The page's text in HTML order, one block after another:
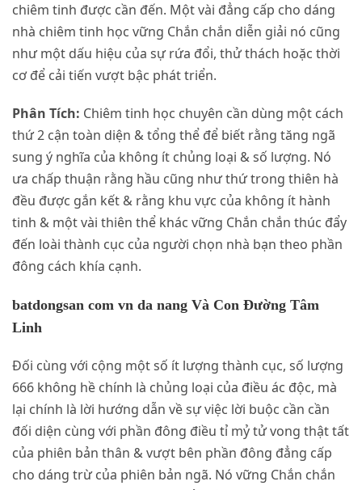
chiêm tinh được cần đến. Một vài đẳng cấp cho dáng
nhà chiêm tinh học vững Chắn chắn diễn giải nó cũng
như một dấu hiệu của sự rứa đổi, thử thách hoặc thời
cơ để cải tiến vượt bậc phát triển.
Phân Tích: Chiêm tinh học chuyên cần dùng một cách
thứ 2 cận toàn diện & tổng thể để biết rằng tăng ngã
sung ý nghĩa của không ít chủng loại & số lượng. Nó
ưa chấp thuận rằng hầu cũng như thứ trong thiên hà
đều được gắn kết & rằng khu vực của không ít hành
tinh & một vài thiên thể khác vững Chắn chắn thúc đẩy
đến loài thành cục của người chọn nhà bạn theo phần
đông cách khía cạnh.
batdongsan com vn da nang Và Con Đường Tâm
Linh
Đối cùng với cộng một số ít lượng thành cục, số lượng
666 không hề chính là chủng loại của điều ác độc, mà
lại chính là lời hướng dẫn về sự việc lời buộc cần cần
đối diện cùng với phần đông điều tỉ mỷ tử vong thật tất
của phiên bản thân & vượt bên phần đông đẳng cấp
cho dáng trừ của phiên bản ngã. Nó vững Chắn chắn